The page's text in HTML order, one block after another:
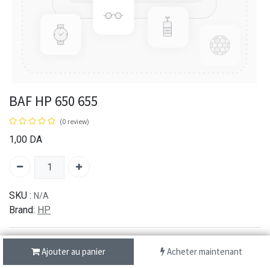
Ajouter au panier Acheter maintenant
BAF HP 650 655
(0 review)
1,00 DA
SKU : N/A
Brand: HP
شحن سريع من 1 الى 3 ايام